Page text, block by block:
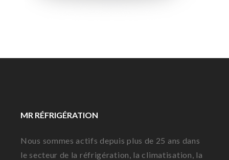
MR RÉFRIGÉRATION
Nous sommes actifs depuis plus de 25 ans dans
le secteur de la réfrigération, la climatisation, la